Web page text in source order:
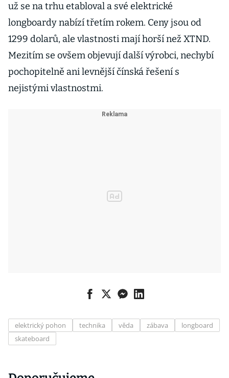
už se na trhu etabloval a své elektrické
longboardy nabízí třetím rokem. Ceny jsou od
1299 dolarů, ale vlastnosti mají horší než XTND.
Mezitím se ovšem objevují další výrobci, nechybí
pochopitelně ani levnější čínská řešení s
nejistými vlastnostmi.
elektrický pohon technika věda zábava
longboard
skateboard